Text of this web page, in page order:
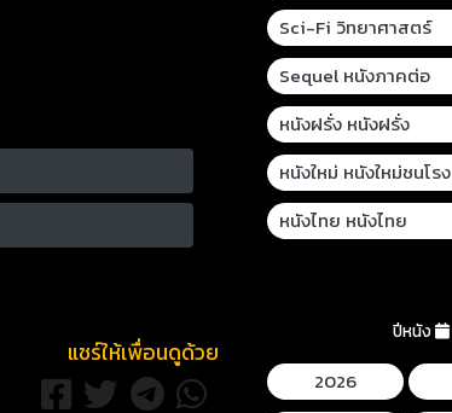
แชร์ให้เพื่อนดูด้วย
Sci-Fi วิทยาศาสตร์
Sequel หนังภาคต่อ
หนังฝรั่ง หนังฝรั่ง
หนังใหม่ หนังใหม่ชนโรง
หนังไทย หนังไทย
ปีหนัง
2026